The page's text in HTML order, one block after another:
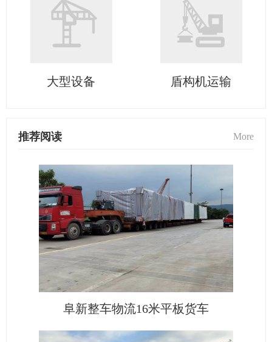
大型设备 盾构机运输
推荐阅读 More
阜新整车物流16米平板货车